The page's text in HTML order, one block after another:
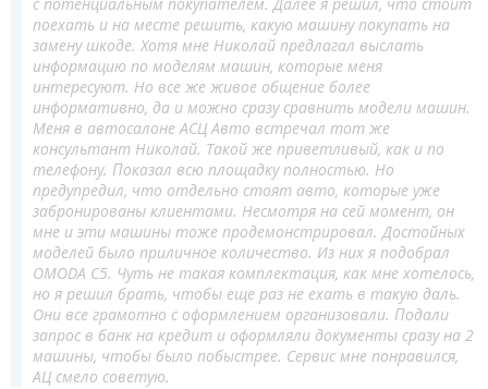
поехать и на месте решить, какую машину покупать на
замену шкоде. Хотя мне Николай предлагал выслать
информацию по моделям машин, которые меня
интересуют. Но все же живое общение более
информативно, да и можно сразу сравнить модели машин.
Меня в автосалоне АСЦ Авто встречал тот же
консультант Николай. Такой же приветливый, как и по
телефону. Показал всю площадку полностью. Но
предупредил, что отдельно стоят авто, которые уже
забронированы клиентами. Несмотря на сей момент, он
мне и эти машины тоже продемонстрировал. Достойных
моделей было приличное количество. Из них я подобрал
OMODA C5. Чуть не такая комплектация, как мне хотелось,
но я решил брать, чтобы еще раз не ехать в такую даль.
Они все грамотно с оформлением организовали. Подали
запрос в банк на кредит и оформляли документы сразу на 2
машины, чтобы было побыстрее. Сервис мне понравился,
АЦ смело советую.